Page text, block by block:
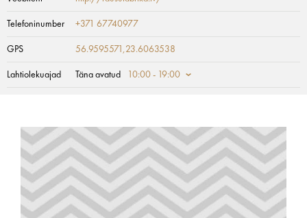
Telefoninumber +371 67740977
GPS 56.9595571,23.6063538
Lahtiolekuajad Täna avatud 10:00 - 19:00